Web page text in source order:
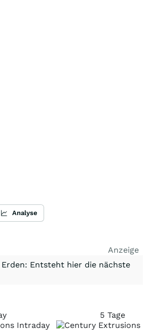
Analyse
Anzeige
Entsteht hier die nächste
5 Tage